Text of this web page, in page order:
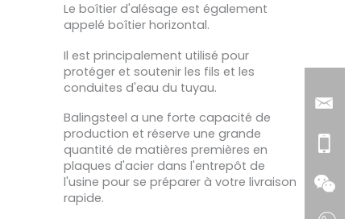
Le boîtier d'alésage est également
appelé boîtier horizontal.
Il est principalement utilisé pour
protéger et soutenir les fils et les
conduites d'eau du tuyau.
Balingsteel a une forte capacité de
production et réserve une grande
quantité de matières premières en
plaques d'acier dans l'entrepôt de
l'usine pour se préparer à votre livraison
rapide.